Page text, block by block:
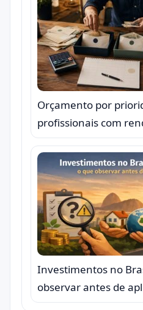
Orçamento por
profissionais com
Investimentos no
observar antes de